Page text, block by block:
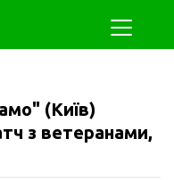
(Київ)
з ветеранами,